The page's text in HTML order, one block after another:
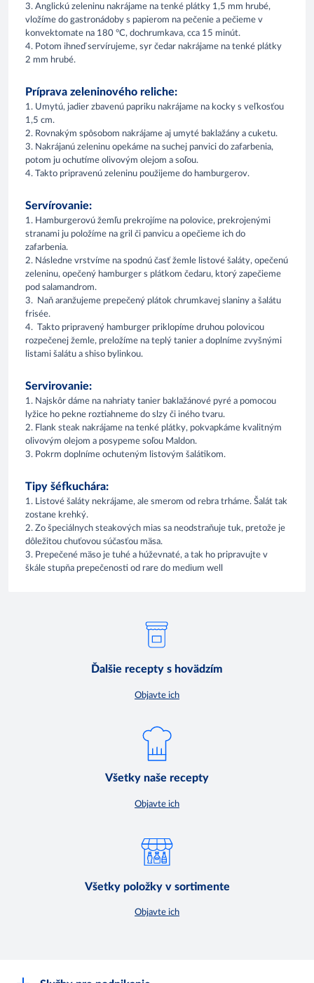
3. Anglickú zeleninu nakrájame na tenké plátky 1,5 mm hrubé,
vložíme do gastronádoby s papierom na pečenie a pečieme v
konvektomate na 180 °C, dochrumkava, cca 15 minút.
4. Potom ihneď servírujeme, syr čedar nakrájame na tenké plátky
2 mm hrubé.
Príprava zeleninového reliche:
1. Umytú, jadier zbavenú papriku nakrájame na kocky s veľkosťou
1,5 cm.
2. Rovnakým spôsobom nakrájame aj umyté baklažány a cuketu.
3. Nakrájanú zeleninu opekáme na suchej panvici do zafarbenia,
potom ju ochutíme olivovým olejom a soľou.
4. Takto pripravenú zeleninu použijeme do hamburgerov.
Servírovanie:
1. Hamburgerovú žemľu prekrojíme na polovice, prekrojenými
stranami ju položíme na gril či panvicu a opečieme ich do
zafarbenia.
2. Následne vrstvíme na spodnú časť žemle listové šaláty, opečenú
zeleninu, opečený hamburger s plátkom čedaru, ktorý zapečieme
pod salamandrom.
3. Naň aranžujeme prepečený plátok chrumkavej slaniny a šalátu
frisée.
4. Takto pripravený hamburger priklopíme druhou polovicou
rozpečenej žemle, preložíme na teplý tanier a doplníme zvyšnými
listami šalátu a shiso bylinkou.
Servirovanie:
1. Najskôr dáme na nahriaty tanier baklažánové pyré a pomocou
lyžice ho pekne roztiahneme do slzy či iného tvaru.
2. Flank steak nakrájame na tenké plátky, pokvapkáme kvalitným
olivovým olejom a posypeme soľou Maldon.
3. Pokrm doplníme ochuteným listovým šalátikom.
Tipy šéfkuchára:
1. Listové šaláty nekrájame, ale smerom od rebra trháme. Šalát tak
zostane krehký.
2. Zo špeciálnych steakových mias sa neodstraňuje tuk, pretože je
dôležitou chuťovou súčasťou mäsa.
3. Prepečené mäso je tuhé a húževnaté, a tak ho pripravujte v
škále stupňa prepečenosti od rare do medium well
Ďalšie recepty s hovädzím
Objavte ich
Všetky naše recepty
Objavte ich
Všetky položky v sortimente
Objavte ich